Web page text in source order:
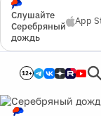
Слушайте
Серебряный
дождь
App
12+